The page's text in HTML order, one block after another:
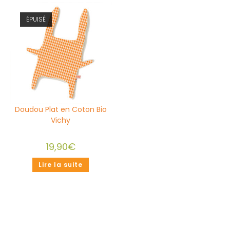
ÉPUISÉ
Doudou Plat en Coton Bio
Vichy
19,90€
Lire la suite